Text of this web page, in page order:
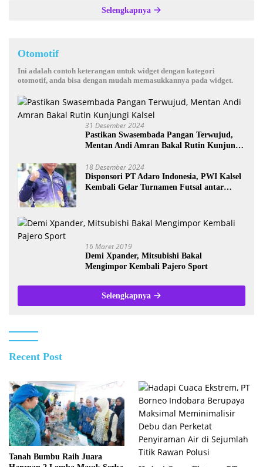
Selengkapnya
Otomotif
Ini adalah contoh keterangan untuk widget dengan kategori
otomotif, anda bisa dengan mudah memasukkannya pada widget.
31 Desember 2024
Pastikan Swasembada Pangan Terwujud,
Mentan Andi Amran Bakal Rutin Kunjungi
18 Desember 2024
Disponsori PT Adaro Indonesia, PWI Kalsel
Kembali Gelar Turnamen Futsal antar
16 Maret 2019
Demi Xpander, Mitsubishi Bakal
Mengimpor Kembali Pajero Sport
Selengkapnya
Recent Post
Tanah Bumbu Raih Juara